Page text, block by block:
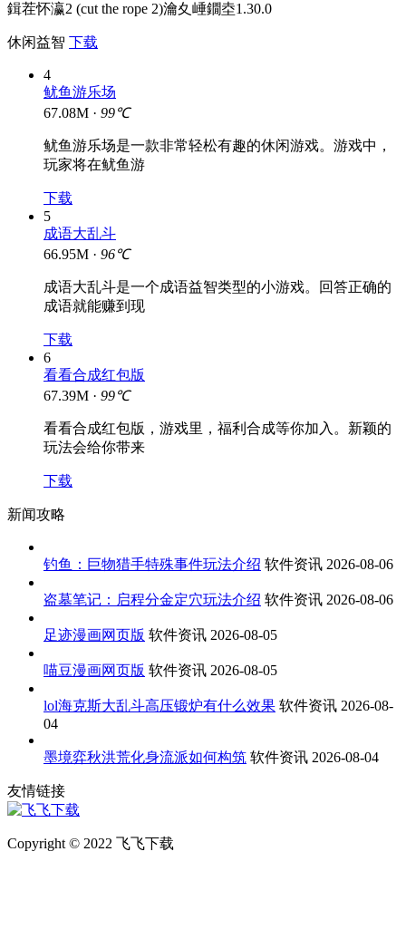
鍓茬怀瀛2 (cut the rope 2)瀹夊崜鐗坴1.30.0
休闲益智 下载
4
鱿鱼游乐场
67.08M · 99℃
鱿鱼游乐场是一款非常轻松有趣的休闲游戏。游戏中，
玩家将在鱿鱼游
下载
5
成语大乱斗
66.95M · 96℃
成语大乱斗是一个成语益智类型的小游戏。回答正确的
成语就能赚到现
下载
6
看看合成红包版
67.39M · 99℃
看看合成红包版，游戏里，福利合成等你加入。新颖的
玩法会给你带来
下载
新闻攻略
钓鱼：巨物猎手特殊事件玩法介绍 软件资讯 2026-08-06
盗墓笔记：启程分金定穴玩法介绍 软件资讯 2026-08-06
足迹漫画网页版 软件资讯 2026-08-05
喵豆漫画网页版 软件资讯 2026-08-05
lol海克斯大乱斗高压锻炉有什么效果 软件资讯 2026-08-
04
墨境弈秋洪荒化身流派如何构筑 软件资讯 2026-08-04
友情链接
Copyright © 2022 飞飞下载